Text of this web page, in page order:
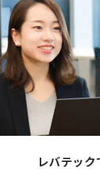
レバテッ